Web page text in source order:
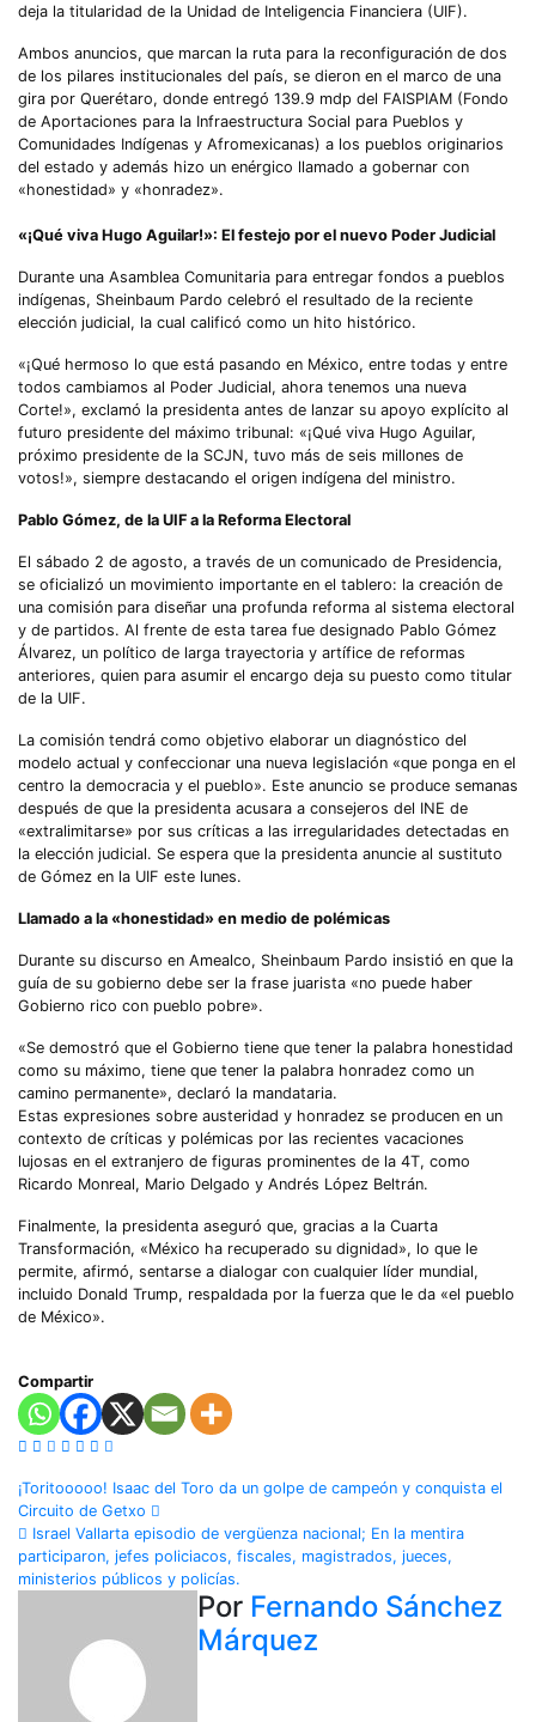
deja la titularidad de la Unidad de Inteligencia Financiera (UIF).
Ambos anuncios, que marcan la ruta para la reconfiguración de dos
de los pilares institucionales del país, se dieron en el marco de una
gira por Querétaro, donde entregó 139.9 mdp del FAISPIAM (Fondo
de Aportaciones para la Infraestructura Social para Pueblos y
Comunidades Indígenas y Afromexicanas) a los pueblos originarios
del estado y además hizo un enérgico llamado a gobernar con
«honestidad» y «honradez».
«¡Qué viva Hugo Aguilar!»: El festejo por el nuevo Poder Judicial
Durante una Asamblea Comunitaria para entregar fondos a pueblos
indígenas, Sheinbaum Pardo celebró el resultado de la reciente
elección judicial, la cual calificó como un hito histórico.
«¡Qué hermoso lo que está pasando en México, entre todas y entre
todos cambiamos al Poder Judicial, ahora tenemos una nueva
Corte!», exclamó la presidenta antes de lanzar su apoyo explícito al
futuro presidente del máximo tribunal: «¡Qué viva Hugo Aguilar,
próximo presidente de la SCJN, tuvo más de seis millones de
votos!», siempre destacando el origen indígena del ministro.
Pablo Gómez, de la UIF a la Reforma Electoral
El sábado 2 de agosto, a través de un comunicado de Presidencia,
se oficializó un movimiento importante en el tablero: la creación de
una comisión para diseñar una profunda reforma al sistema electoral
y de partidos. Al frente de esta tarea fue designado Pablo Gómez
Álvarez, un político de larga trayectoria y artífice de reformas
anteriores, quien para asumir el encargo deja su puesto como titular
de la UIF.
La comisión tendrá como objetivo elaborar un diagnóstico del
modelo actual y confeccionar una nueva legislación «que ponga en el
centro la democracia y el pueblo». Este anuncio se produce semanas
después de que la presidenta acusara a consejeros del INE de
«extralimitarse» por sus críticas a las irregularidades detectadas en
la elección judicial. Se espera que la presidenta anuncie al sustituto
de Gómez en la UIF este lunes.
Llamado a la «honestidad» en medio de polémicas
Durante su discurso en Amealco, Sheinbaum Pardo insistió en que la
guía de su gobierno debe ser la frase juarista «no puede haber
Gobierno rico con pueblo pobre».
«Se demostró que el Gobierno tiene que tener la palabra honestidad
como su máximo, tiene que tener la palabra honradez como un
camino permanente», declaró la mandataria.
Estas expresiones sobre austeridad y honradez se producen en un
contexto de críticas y polémicas por las recientes vacaciones
lujosas en el extranjero de figuras prominentes de la 4T, como
Ricardo Monreal, Mario Delgado y Andrés López Beltrán.
Finalmente, la presidenta aseguró que, gracias a la Cuarta
Transformación, «México ha recuperado su dignidad», lo que le
permite, afirmó, sentarse a dialogar con cualquier líder mundial,
incluido Donald Trump, respaldada por la fuerza que le da «el pueblo
de México».
Compartir
Navegación
de
entradas
¡Toritooooo! Isaac del Toro da un golpe de campeón y conquista el
Circuito de Getxo
Israel Vallarta episodio de vergüenza nacional; En la mentira
participaron, jefes policiacos, fiscales, magistrados, jueces,
ministerios públicos y policías.
Por Fernando Sánchez
Márquez